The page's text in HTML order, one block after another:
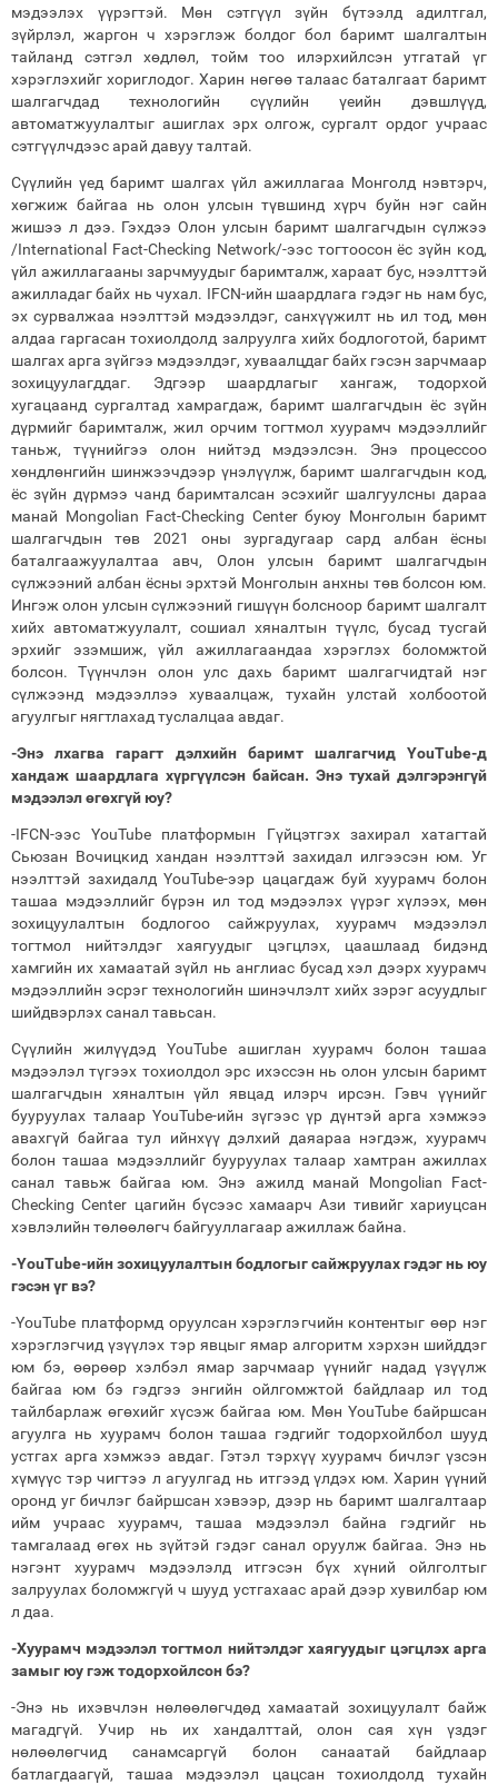
мэдээлэх үүрэгтэй. Мөн сэтгүүл зүйн бүтээлд адилтгал,
зүйрлэл, жаргон ч хэрэглэж болдог бол баримт шалгалтын
тайланд сэтгэл хөдлөл, тойм тоо илэрхийлсэн утгатай үг
хэрэглэхийг хориглодог. Харин нөгөө талаас баталгаат баримт
шалгагчдад технологийн сүүлийн үеийн дэвшлүүд,
автоматжуулалтыг ашиглах эрх олгож, сургалт ордог учраас
сэтгүүлчдээс арай давуу талтай.
Сүүлийн үед баримт шалгах үйл ажиллагаа Монголд нэвтэрч,
хөгжиж байгаа нь олон улсын түвшинд хүрч буйн нэг сайн
жишээ л дээ. Гэхдээ Олон улсын баримт шалгагчдын сүлжээ
/International Fact-Checking Network/-ээс тогтоосон ёс зүйн код,
үйл ажиллагааны зарчмуудыг баримталж, хараат бус, нээлттэй
ажилладаг байх нь чухал. IFCN-ийн шаардлага гэдэг нь нам бус,
эх сурвалжаа нээлттэй мэдээлдэг, санхүүжилт нь ил тод, мөн
алдаа гаргасан тохиолдолд залруулга хийх бодлоготой, баримт
шалгах арга зүйгээ мэдээлдэг, хуваалцдаг байх гэсэн зарчмаар
зохицуулагддаг. Эдгээр шаардлагыг хангаж, тодорхой
хугацаанд сургалтад хамрагдаж, баримт шалгагчдын ёс зүйн
дүрмийг баримталж, жил орчим тогтмол хуурамч мэдээллийг
таньж, түүнийгээ олон нийтэд мэдээлсэн. Энэ процессоо
хөндлөнгийн шинжээчдээр үнэлүүлж, баримт шалгагчдын код,
ёс зүйн дүрмээ чанд баримталсан эсэхийг шалгуулсны дараа
манай Mongolian Fact-Checking Center буюу Монголын баримт
шалгагчдын төв 2021 оны зургадугаар сард албан ёсны
баталгаажуулалтаа авч, Олон улсын баримт шалгагчдын
сүлжээний албан ёсны эрхтэй Монголын анхны төв болсон юм.
Ингэж олон улсын сүлжээний гишүүн болсноор баримт шалгалт
хийх автоматжуулалт, сошиал хяналтын түүлс, бусад тусгай
эрхийг эзэмшиж, үйл ажиллагаандаа хэрэглэх боломжтой
болсон. Түүнчлэн олон улс дахь баримт шалгагчидтай нэг
сүлжээнд мэдээллээ хуваалцаж, тухайн улстай холбоотой
агуулгыг нягтлахад туслалцаа авдаг.
-Энэ лхагва гарагт дэлхийн баримт шалгагчид YouTube-д
хандаж шаардлага хүргүүлсэн байсан. Энэ тухай дэлгэрэнгүй
мэдээлэл өгөхгүй юу?
-IFCN-ээс YouTube платформын Гүйцэтгэх захирал хатагтай
Сьюзан Вочицкид хандан нээлттэй захидал илгээсэн юм. Уг
нээлттэй захидалд YouTube-ээр цацагдаж буй хуурамч болон
ташаа мэдээллийг бүрэн ил тод мэдээлэх үүрэг хүлээх, мөн
зохицуулалтын бодлогоо сайжруулах, хуурамч мэдээлэл
тогтмол нийтэлдэг хаягуудыг цэгцлэх, цаашлаад бидэнд
хамгийн их хамаатай зүйл нь англиас бусад хэл дээрх хуурамч
мэдээллийн эсрэг технологийн шинэчлэлт хийх зэрэг асуудлыг
шийдвэрлэх санал тавьсан.
Сүүлийн жилүүдэд YouTube ашиглан хуурамч болон ташаа
мэдээлэл түгээх тохиолдол эрс ихэссэн нь олон улсын баримт
шалгагчдын хяналтын үйл явцад илэрч ирсэн. Гэвч үүнийг
бууруулах талаар YouTube-ийн зүгээс үр дүнтэй арга хэмжээ
авахгүй байгаа тул ийнхүү дэлхий даяараа нэгдэж, хуурамч
болон ташаа мэдээллийг бууруулах талаар хамтран ажиллах
санал тавьж байгаа юм. Энэ ажилд манай Mongolian Fact-
Checking Center цагийн бүсээс хамаарч Ази тивийг хариуцсан
хэвлэлийн төлөөлөгч байгууллагаар ажиллаж байна.
-YouTube-ийн зохицуулалтын бодлогыг сайжруулах гэдэг нь юу
гэсэн үг вэ?
-YouTube платформд оруулсан хэрэглэгчийн контентыг өөр нэг
хэрэглэгчид үзүүлэх тэр явцыг ямар алгоритм хэрхэн шийддэг
юм бэ, өөрөөр хэлбэл ямар зарчмаар үүнийг надад үзүүлж
байгаа юм бэ гэдгээ энгийн ойлгомжтой байдлаар ил тод
тайлбарлаж өгөхийг хүсэж байгаа юм. Мөн YouTube байршсан
агуулга нь хуурамч болон ташаа гэдгийг тодорхойлбол шууд
устгах арга хэмжээ авдаг. Гэтэл тэрхүү хуурамч бичлэг үзсэн
хүмүүс тэр чигтээ л агуулгад нь итгээд үлдэх юм. Харин үүний
оронд уг бичлэг байршсан хэвээр, дээр нь баримт шалгалтаар
ийм учраас хуурамч, ташаа мэдээлэл байна гэдгийг нь
тамгалаад өгөх нь зүйтэй гэдэг санал оруулж байгаа. Энэ нь
нэгэнт хуурамч мэдээлэлд итгэсэн бүх хүний ойлголтыг
залруулах боломжгүй ч шууд устгахаас арай дээр хувилбар юм
л даа.
-Хуурамч мэдээлэл тогтмол нийтэлдэг хаягуудыг цэгцлэх арга
замыг юу гэж тодорхойлсон бэ?
-Энэ нь ихэвчлэн нөлөөлөгчдөд хамаатай зохицуулалт байж
магадгүй. Учир нь их хандалттай, олон сая хүн үздэг
нөлөөлөгчид санамсаргүй болон санаатай байдлаар
батлагдаагүй, ташаа мэдээлэл цацсан тохиолдолд тухайн